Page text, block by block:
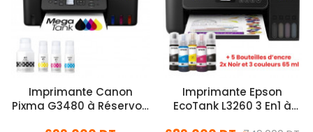
Imprimante Canon
Pixma G3480 à Réservoir
Imprimante Epson
EcoTank L3260 3 En1 à